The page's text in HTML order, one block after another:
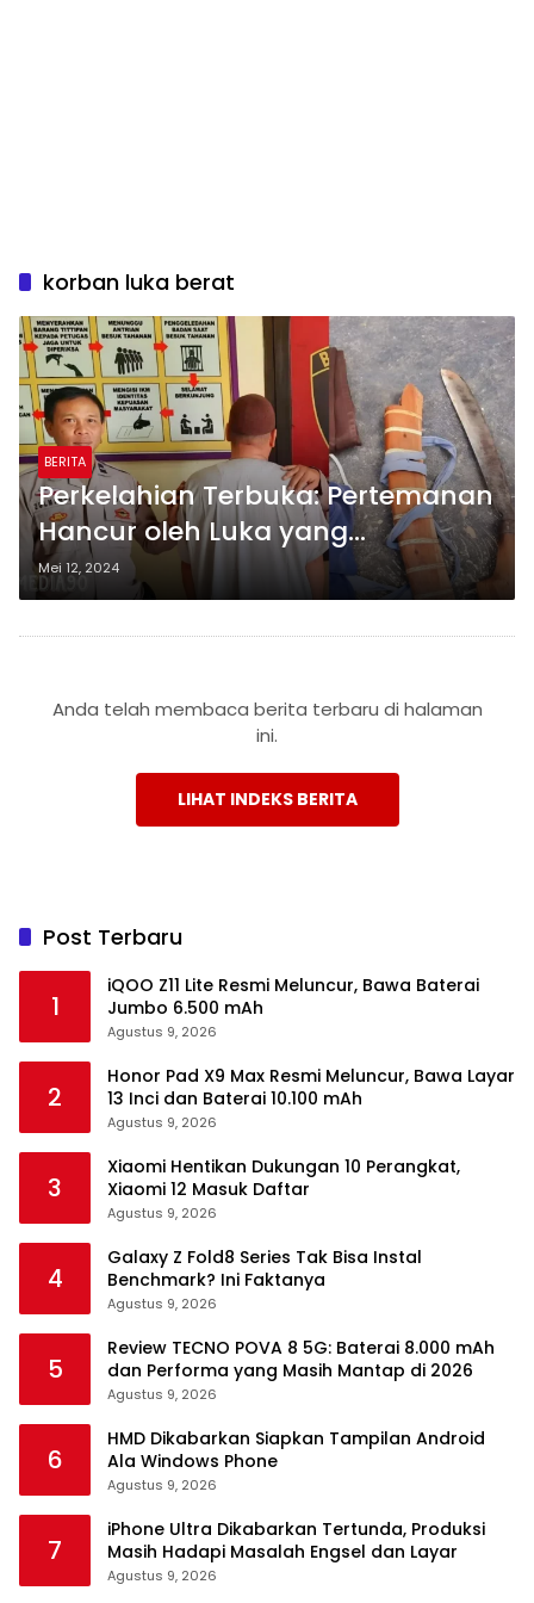
korban luka berat
BERITA
Perkelahian Terbuka: Pertemanan
Hancur oleh Luka yang
Mendalam
Mei 12, 2024
Anda telah membaca berita terbaru di halaman
ini.
LIHAT INDEKS BERITA
Post Terbaru
1
iQOO Z11 Lite Resmi Meluncur, Bawa Baterai
Jumbo 6.500 mAh
Agustus 9, 2026
2
Honor Pad X9 Max Resmi Meluncur, Bawa Layar
13 Inci dan Baterai 10.100 mAh
Agustus 9, 2026
3
Xiaomi Hentikan Dukungan 10 Perangkat,
Xiaomi 12 Masuk Daftar
Agustus 9, 2026
4
Galaxy Z Fold8 Series Tak Bisa Instal
Benchmark? Ini Faktanya
Agustus 9, 2026
5
Review TECNO POVA 8 5G: Baterai 8.000 mAh
dan Performa yang Masih Mantap di 2026
Agustus 9, 2026
6
HMD Dikabarkan Siapkan Tampilan Android
Ala Windows Phone
Agustus 9, 2026
7
iPhone Ultra Dikabarkan Tertunda, Produksi
Masih Hadapi Masalah Engsel dan Layar
Agustus 9, 2026